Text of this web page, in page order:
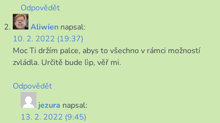
Odpovědět
Aliwien napsal:
10. 2. 2022 (19:37)
Moc Ti držím palce, abys to všechno v rámci možností
zvládla. Určitě bude lìp, věř mi.
Odpovědět
jezura napsal:
13. 2. 2022 (9:45)